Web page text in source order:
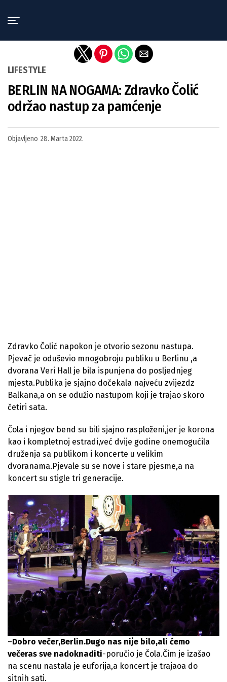
LIFESTYLE
BERLIN NA NOGAMA: Zdravko Čolić
održao nastup za pamćenje
Objavljeno 28. Marta 2022.
Zdravko Čolić napokon je otvorio sezonu nastupa.
Pjevač je oduševio mnogobroju publiku u Berlinu ,a
dvorana Veri Hall je bila ispunjena do posljednjeg
mjesta.Publika je sjajno dočekala najveću zvijezdz
Balkana,a on se odužio nastupom koji je trajao skoro
četiri sata.
Čola i njegov bend su bili sjajno rasploženi,jer je korona
kao i kompletnoj estradi,već dvije godine onemogućila
druženja sa publikom i koncerte u velikim
dvoranama.Pjevale su se nove i stare pjesme,a na
koncert su stigle tri generacije.
–Dobro večer,Berlin.Dugo nas nije bilo,ali ćemo
večeras sve nadoknaditi-poručio je Čola.Čim je izašao
na scenu nastala je euforija,a koncert je trajaoa do
sitnih sati.